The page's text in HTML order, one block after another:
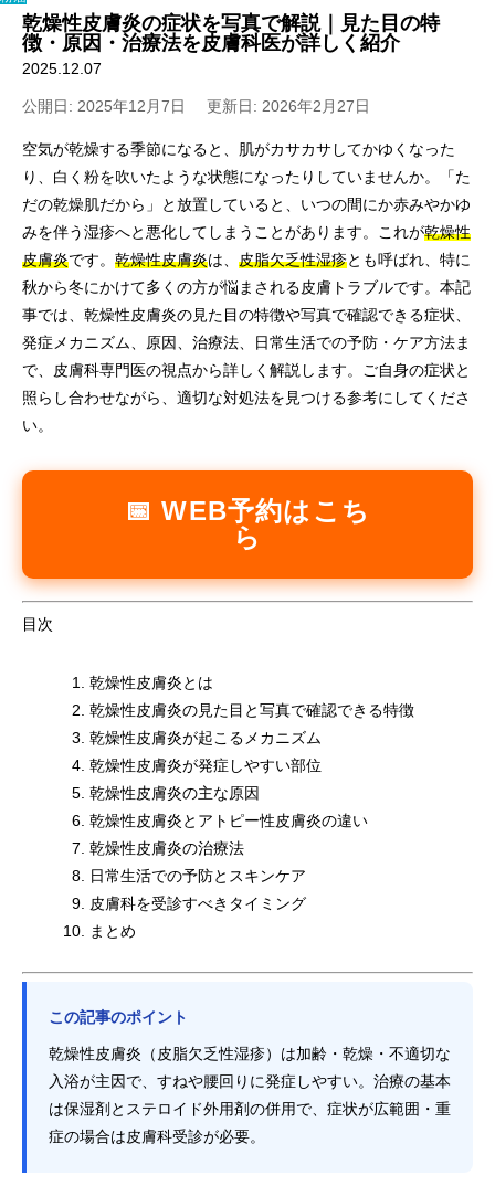
乾燥性皮膚炎の症状を写真で解説｜見た目の特
徴・原因・治療法を皮膚科医が詳しく紹介
2025.12.07
公開日: 2025年12月7日 更新日: 2026年2月27日
空気が乾燥する季節になると、肌がカサカサしてかゆくなった
り、白く粉を吹いたような状態になったりしていませんか。「た
だの乾燥肌だから」と放置していると、いつの間にか赤みやかゆ
みを伴う湿疹へと悪化してしまうことがあります。これが乾燥性
皮膚炎です。 乾燥性皮膚炎は、 皮脂欠乏性湿疹とも呼ばれ、特に
秋から冬にかけて多くの方が悩まされる皮膚トラブルです。本記
事では、乾燥性皮膚炎の見た目の特徴や写真で確認できる症状、
発症メカニズム、原因、治療法、日常生活での予防・ケア方法ま
で、皮膚科専門医の視点から詳しく解説します。ご自身の症状と
照らし合わせながら、適切な対処法を見つける参考にしてくださ
い。
📅 WEB予約はこち
ら
目次
乾燥性皮膚炎とは
乾燥性皮膚炎の見た目と写真で確認できる特徴
乾燥性皮膚炎が起こるメカニズム
乾燥性皮膚炎が発症しやすい部位
乾燥性皮膚炎の主な原因
乾燥性皮膚炎とアトピー性皮膚炎の違い
乾燥性皮膚炎の治療法
日常生活での予防とスキンケア
皮膚科を受診すべきタイミング
まとめ
この記事のポイント
乾燥性皮膚炎（皮脂欠乏性湿疹）は加齢・乾燥・不適切な
入浴が主因で、すねや腰回りに発症しやすい。治療の基本
は保湿剤とステロイド外用剤の併用で、症状が広範囲・重
症の場合は皮膚科受診が必要。